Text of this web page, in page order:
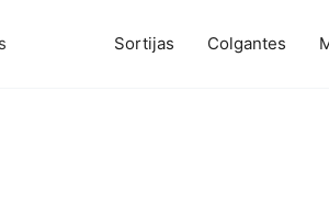
Sortijas Colgantes